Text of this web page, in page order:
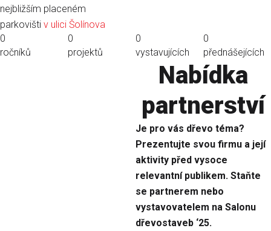
nejbližším placeném
parkovišti v ulici Šolínova
0
ročníků
0
projektů
0
vystavujících
0
přednášejících
Nabídka
partnerství
Je pro vás dřevo téma?
Prezentujte svou firmu a její
aktivity před vysoce
relevantní publikem. Staňte
se partnerem nebo
vystavovatelem na Salonu
dřevostaveb ‘25.